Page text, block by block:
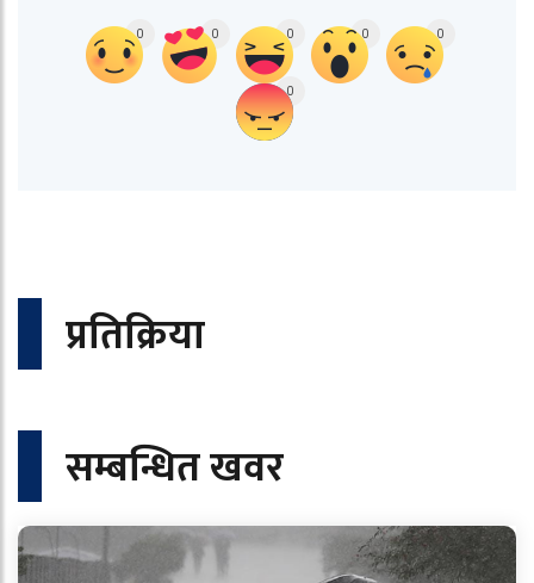
0 0 0 0 0
0
प्रतिक्रिया
सम्बन्धित खवर